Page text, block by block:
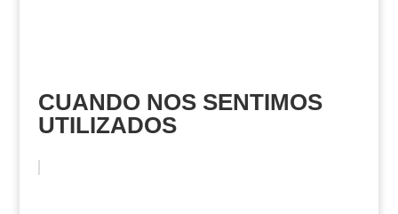
CUANDO NOS SENTIMOS
UTILIZADOS